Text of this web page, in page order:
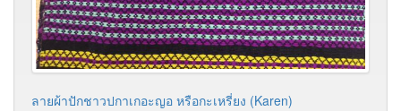
ลายผ้าปักชาวปกาเกอะญอ หรือกะเหรี่ยง (Karen)